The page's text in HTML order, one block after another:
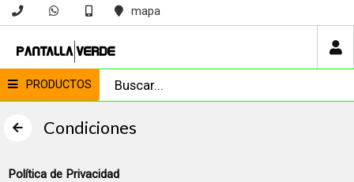
mapa
PRODUCTOS
Condiciones
Política de Privacidad